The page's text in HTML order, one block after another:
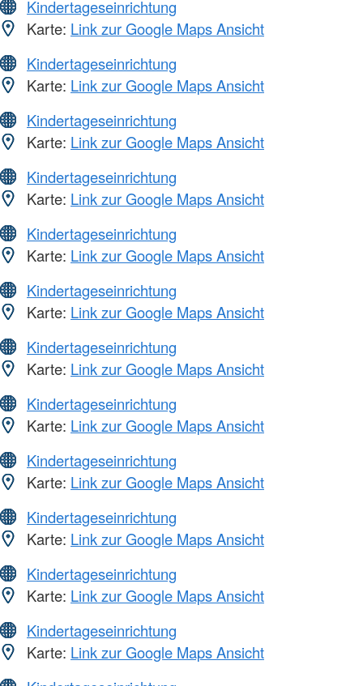
Kindertageseinrichtung
Karte: Link zur Google Maps Ansicht
Kindertageseinrichtung
Karte: Link zur Google Maps Ansicht
Kindertageseinrichtung
Karte: Link zur Google Maps Ansicht
Kindertageseinrichtung
Karte: Link zur Google Maps Ansicht
Kindertageseinrichtung
Karte: Link zur Google Maps Ansicht
Kindertageseinrichtung
Karte: Link zur Google Maps Ansicht
Kindertageseinrichtung
Karte: Link zur Google Maps Ansicht
Kindertageseinrichtung
Karte: Link zur Google Maps Ansicht
Kindertageseinrichtung
Karte: Link zur Google Maps Ansicht
Kindertageseinrichtung
Karte: Link zur Google Maps Ansicht
Kindertageseinrichtung
Karte: Link zur Google Maps Ansicht
Kindertageseinrichtung
Karte: Link zur Google Maps Ansicht